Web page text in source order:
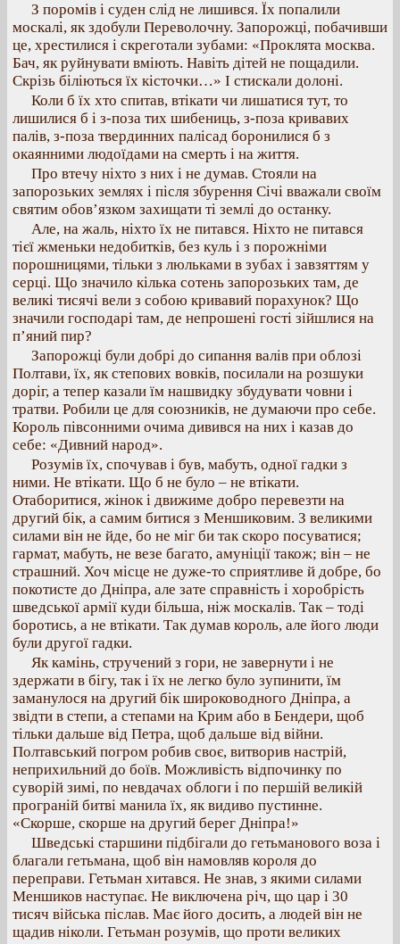
З поромів і суден слід не лишився. Їх попалили
москалі, як здобули Переволочну. Запорожці, побачивши
це, хрестилися і скреготали зубами: «Проклята москва.
Бач, як руйнувати вміють. Навіть дітей не пощадили.
Скрізь біліються їх кісточки…» І стискали долоні.
Коли б їх хто спитав, втікати чи лишатися тут, то
лишилися б і з-поза тих шибениць, з-поза кривавих
палів, з-поза твердинних палісад боронилися б з
окаянними людоїдами на смерть і на життя.
Про втечу ніхто з них і не думав. Стояли на
запорозьких землях і після збурення Січі вважали своїм
святим обов’язком захищати ті землі до останку.
Але, на жаль, ніхто їх не питався. Ніхто не питався
тієї жменьки недобитків, без куль і з порожніми
порошницями, тільки з люльками в зубах і завзяттям у
серці. Що значило кілька сотень запорозьких там, де
великі тисячі вели з собою кривавий порахунок? Що
значили господарі там, де непрошені гості зійшлися на
п’яний пир?
Запорожці були добрі до сипання валів при облозі
Полтави, їх, як степових вовків, посилали на розшуки
доріг, а тепер казали їм нашвидку збудувати човни і
тратви. Робили це для союзників, не думаючи про себе.
Король півсонними очима дивився на них і казав до
себе: «Дивний народ».
Розумів їх, спочував і був, мабуть, одної гадки з
ними. Не втікати. Що б не було – не втікати.
Отаборитися, жінок і движиме добро перевезти на
другий бік, а самим битися з Меншиковим. З великими
силами він не йде, бо не міг би так скоро посуватися;
гармат, мабуть, не везе багато, амуніції також; він – не
страшний. Хоч місце не дуже-то сприятливе й добре, бо
покотисте до Дніпра, але зате справність і хоробрість
шведської армії куди більша, ніж москалів. Так – тоді
боротись, а не втікати. Так думав король, але його люди
були другої гадки.
Як камінь, стручений з гори, не завернути і не
здержати в бігу, так і їх не легко було зупинити, їм
заманулося на другий бік широководного Дніпра, а
звідти в степи, а степами на Крим або в Бендери, щоб
тільки дальше від Петра, щоб дальше від війни.
Полтавський погром робив своє, витворив настрій,
неприхильний до боїв. Можливість відпочинку по
суворій зимі, по невдачах облоги і по першій великій
програній битві манила їх, як видиво пустинне.
«Скорше, скорше на другий берег Дніпра!»
Шведські старшини підбігали до гетьманового воза і
благали гетьмана, щоб він намовляв короля до
переправи. Гетьман хитався. Не знав, з якими силами
Меншиков наступає. Не виключена річ, що цар і 30
тисяч війська післав. Має його досить, а людей він не
щадив ніколи. Гетьман розумів, що проти великих